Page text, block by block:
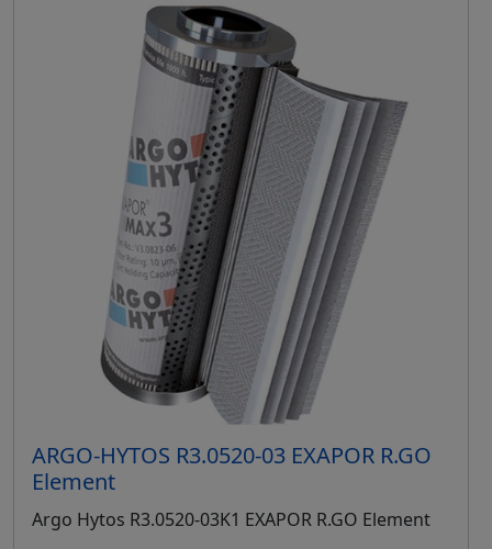
ARGO-HYTOS R3.0520-03 EXAPOR R.GO
Element
Argo Hytos R3.0520-03K1 EXAPOR R.GO Element